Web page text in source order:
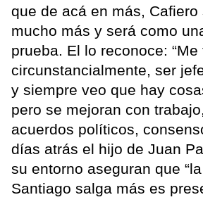
que de acá en más, Cafiero
mucho más y será como
prueba. El lo reconoce: “Me
circunstancialmente, ser
y siempre veo que hay
pero se mejoran con
acuerdos políticos,
días atrás el hijo de Juan
su entorno aseguran que
Santiago salga más es